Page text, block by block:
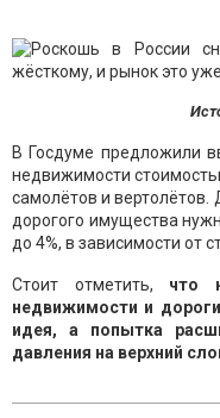
В Госдуме предложили
недвижимости
самолётов и вертолётов.
дорогого имущества
до 4%, в зависимости от
Стоит отметить, что
недвижимости и
идея, а попытка
давления на верхний